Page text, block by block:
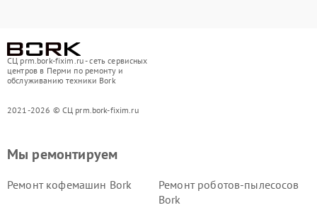
СЦ prm.bork-fixim.ru - сеть сервисных
центров в Перми по ремонту и
обслуживанию техники Bork
2021-2026 © СЦ prm.bork-fixim.ru
Мы ремонтируем
Ремонт кофемашин Bork
Ремонт роботов-пылесосов
Bork